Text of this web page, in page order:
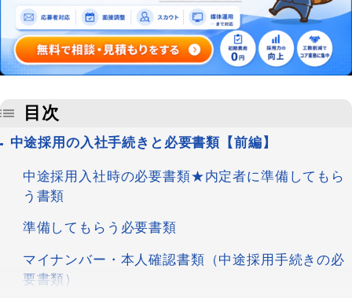
目次
中途採用の入社手続きと必要書類【前編】
中途採用入社時の必要書類★内定者に準備してもら
う書類
準備してもらう必要書類
マイナンバー・本人確認書類（中途採用手続きの必
要書類）